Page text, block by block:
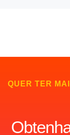
QUER TER